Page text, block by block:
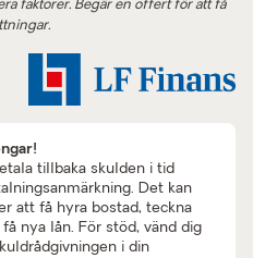
faktorer. Begär en offert för att få
tillbaka skulden i tid
Det kan
att få hyra bostad, teckna
nya lån. För stöd, vänd dig
i din